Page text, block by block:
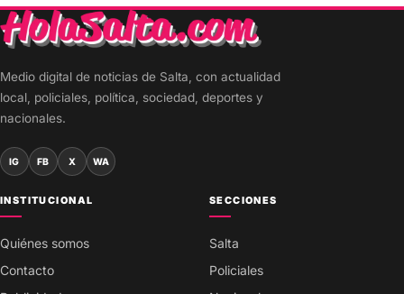
Medio digital de noticias de Salta, con actualidad
local, policiales, política, sociedad, deportes y
nacionales.
IG FB X WA
INSTITUCIONAL
Quiénes somos
Contacto
SECCIONES
Salta
Policiales